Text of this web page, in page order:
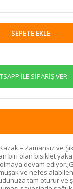
SEPETE EKLE
İLE SİPARİŞ VER
– Zamansız ve
biri olan bisiklet
devam
ve nefes
tam oturur ve